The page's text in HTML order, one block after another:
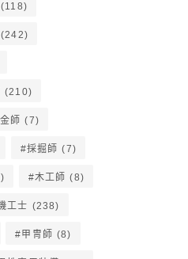
(118)
(242)
(210)
師 (7)
採掘師 (7)
木工師 (8)
工士 (238)
甲冑師 (8)